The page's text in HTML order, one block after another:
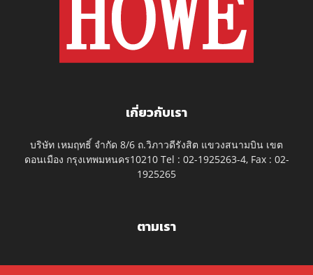
เกี่ยวกับเรา
บริษัท เหมฤทธิ์ จำกัด 8/6 ถ.วิภาวดีรังสิต แขวงสนามบิน เขต
ดอนเมือง กรุงเทพมหนคร10210 Tel : 02-1925263-4, Fax : 02-
1925265
ตามเรา